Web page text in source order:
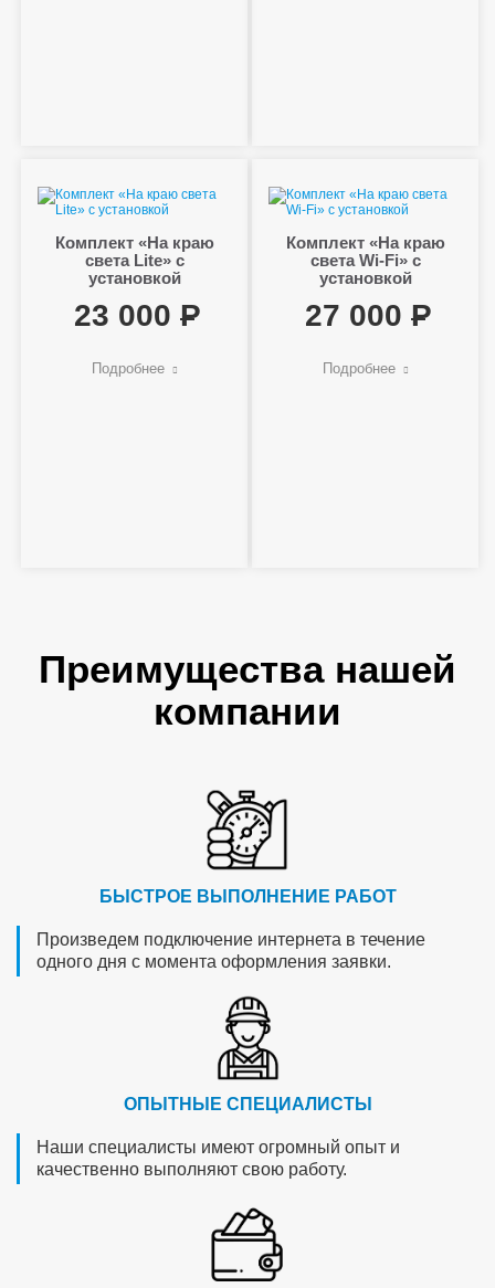
Комплект «На краю
света Lite» с
установкой
23 000
Подробнее
Комплект «На краю
света Wi-Fi» с
установкой
27 000
Подробнее
Преимущества нашей
компании
БЫСТРОЕ ВЫПОЛНЕНИЕ РАБОТ
Произведем подключение интернета в течение
одного дня с момента оформления заявки.
ОПЫТНЫЕ СПЕЦИАЛИСТЫ
Наши специалисты имеют огромный опыт и
качественно выполняют свою работу.